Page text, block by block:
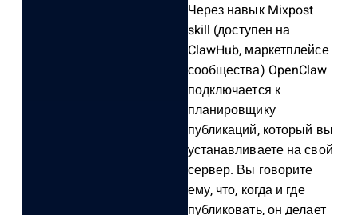
Через навык Mixpost
skill (доступен на
ClawHub, маркетплейсе
сообщества) OpenClaw
подключается к
планировщику
публикаций, который вы
устанавливаете на свой
сервер. Вы говорите
ему, что, когда и где
публиковать, он делает